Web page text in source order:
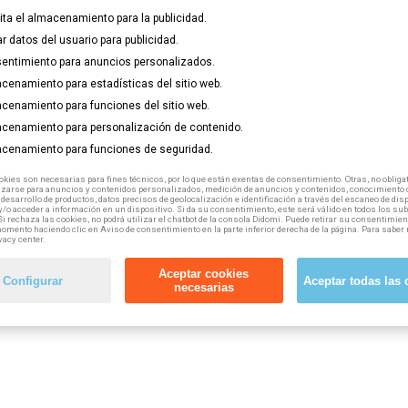
del Programa Operativo Empleo, Formación y Educación
el almacenamiento para la publicidad.
datos del usuario para publicidad.
para anuncios personalizados.
para estadísticas del sitio web.
para funciones del sitio web.
para personalización de contenido.
para funciones de seguridad.
son necesarias para fines técnicos, por lo que están exentas de consentimiento. Otras, no
para anuncios y contenidos personalizados, medición de anuncios y contenidos, conocimiento
de productos, datos precisos de geolocalización e identificación a través del escaneo de
o acceder a información en un dispositivo. Si da su consentimiento, este será válido en todos los
rechaza las cookies, no podrá utilizar el chatbot de la consola Didomi. Puede retirar su
haciendo clic en Aviso de consentimiento en la parte inferior derecha de la página. Para
center.
Configurar
Aceptar cookies
necesarias
Aceptar todas las